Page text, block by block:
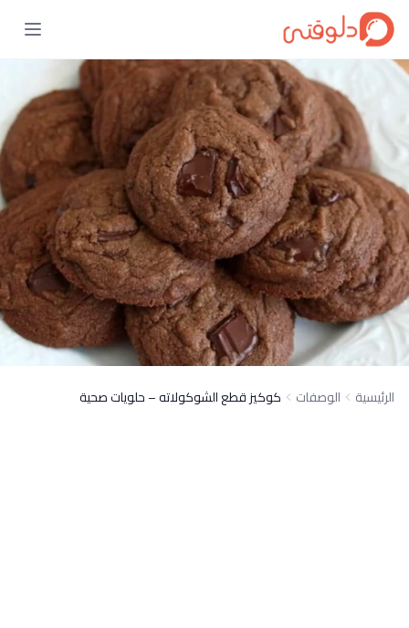
الرئيسية الوصفات كوكيز قطع الشوكولاته – حلويات صحية